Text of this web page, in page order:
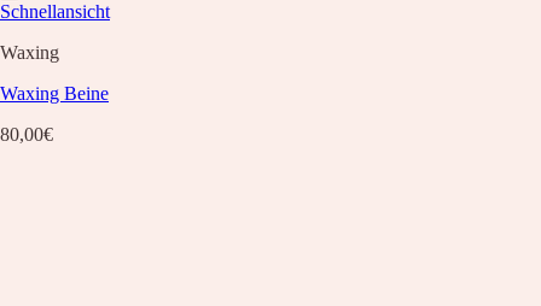
Schnellansicht
Waxing
Waxing Beine
80,00€